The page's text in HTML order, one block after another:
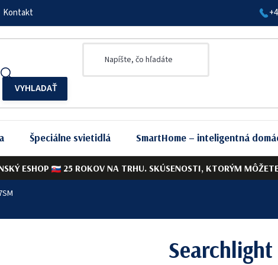
ESHOP 25 ROKOV NA TRHU. SKÚSENOSTI, KTORÝM
Kontakt
Špeciálne svietidlá SmartHome – inteligentná